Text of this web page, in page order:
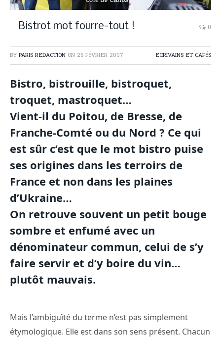
Bistrot mot fourre-tout ! 0
BY PARIS REDACTION ON 26 FÉVRIER 2007 ECRIVAINS ET CAFÉS
Bistro, bistrouille, bistroquet,
troquet, mastroquet…
Vient-il du Poitou, de Bresse, de
Franche-Comté ou du Nord ? Ce qui
est sûr c’est que le mot bistro puise
ses origines dans les terroirs de
France et non dans les plaines
d’Ukraine…
On retrouve souvent un petit bouge
sombre et enfumé avec un
dénominateur commun, celui de s’y
faire servir et d’y boire du vin…
plutôt mauvais.
Mais l’ambiguïté du terme n’est pas simplement
étymologique. Elle est dans son sens présent. Chacun